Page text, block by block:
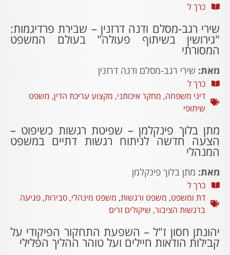
כרך ל
שירי רגב-מסלם ודנה דרזנין – שבירת פרדיגמות:
"גירושין בשיתוף פעולה" בעולם המשפט
המסורתי
מאת: שירי רגב-מסלם ודנה דרזנין
כרך ל
דיני משפחה, מחקר איכותני, מקצוע עריכת הדין, משפט
שיתופי
מתן בלוך פינקלמן – שפיטת רגשות כשיפוט –
הצעה חדשה לניתוח רגשות דתיים במשפט
המנהלי
מאת: מתן בלוך פינקלמן
כרך ל
דת ומשפט, משפט ורגשות, משפט מינהלי, סבירות, פגיעה
ברגשות הציבור, שיקולים זרים
יהונתן חסון ז"ל – השפעת התחקור הפיקודי על
קבילות הודאות חיילים ועל טוהר ההליך הפלילי